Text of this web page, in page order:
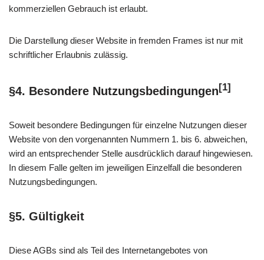
kommerziellen Gebrauch ist erlaubt.
Die Darstellung dieser Website in fremden Frames ist nur mit
schriftlicher Erlaubnis zulässig.
§4. Besondere Nutzungsbedingungen[1]
Soweit besondere Bedingungen für einzelne Nutzungen dieser
Website von den vorgenannten Nummern 1. bis 6. abweichen,
wird an entsprechender Stelle ausdrücklich darauf hingewiesen.
In diesem Falle gelten im jeweiligen Einzelfall die besonderen
Nutzungsbedingungen.
§5. Gültigkeit
Diese AGBs sind als Teil des Internetangebotes von